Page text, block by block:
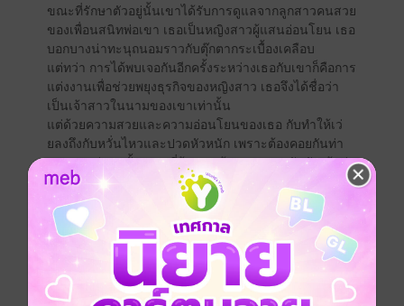
ขณะที่รักษาตัวอยู่นั้นเขาได้รับการดูแลจากลูกสาวคนสวย
ของเพื่อนสนิทพ่อเขา เธอเป็นหญิงสาวผู้แสนอ่อนโยน เธอ
บอกบางน่าทะนุถนอมราวกับตุ๊กตากระเบื้องเคลือบ
แต่ทว่า การได้พบเจอกันอีกครั้งระหว่างเธอกับเขาก็คือการ
แต่งงานเพื่อช่วยพยุงธุรกิจของหญิงสาว เธอจึงได้ชื่อว่า
เป็นเจ้าสาวในนามของเขาเท่านั้น
แต่ด้วยความสวยและความอ่อนโยนของเธอ กับทำให้เว่
ยลงถึงกับหวั่นไหวและปวดหัวหนัก เพราะต้องคอยกันท่า
บรรดาหนุ่ม ๆ ทั้งหลายที่จ้องจะเข้ามาหาเธอ นับวันเจ้าพ่อ
หนุ่มยิ่งไม่เข้าใจตัวเอง ว่าเป็นไปได้อย่างไรที่เขาจะ
ตกหลุมเสน่ห์ของใบไผ่
ในระหว่างนั้นเว่ยหลงและใบไผ่ถูกคุกคาม แต่ทั้งหมดก็
ตอบโต้ไม่หวั่นเกรง หลังจากผ่านสถานการณ์ร้ายๆ แล้วก็
หลายครั้งทำให้เขาเริ่มรู้ตัวว่าลึก ๆ แล้ว เขารักเธอ
ขณะที่ใบผ่านก็รู้ว่ามังกรร้ายอย่างเขา ไม่มีหัวใจเห็นผู้หญิง
เป็นเพียงของเล่น เมื่อเหตุผลและอารมณ์ไม่สามารถรวม